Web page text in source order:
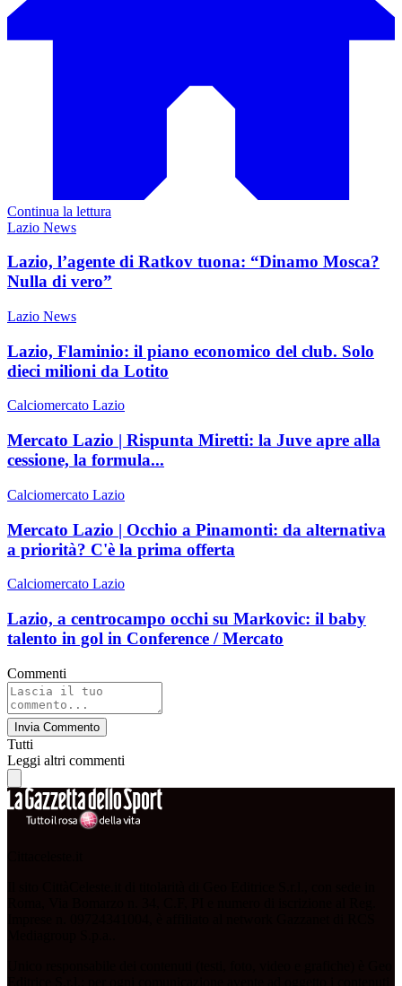
Continua la lettura
Lazio News
Lazio, l’agente di Ratkov tuona: “Dinamo Mosca?
Nulla di vero”
Lazio News
Lazio, Flaminio: il piano economico del club. Solo
dieci milioni da Lotito
Calciomercato Lazio
Mercato Lazio | Rispunta Miretti: la Juve apre alla
cessione, la formula...
Calciomercato Lazio
Mercato Lazio | Occhio a Pinamonti: da alternativa
a priorità? C'è la prima offerta
Calciomercato Lazio
Lazio, a centrocampo occhi su Markovic: il baby
talento in gol in Conference / Mercato
Commenti
Invia Commento
Tutti
Leggi altri commenti